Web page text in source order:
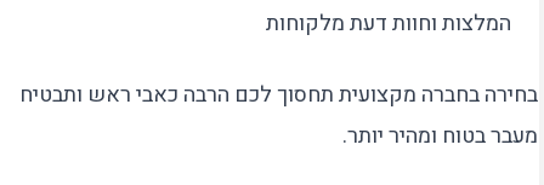
המלצות וחוות דעת מלקוחות
בחירה בחברה מקצועית תחסוך לכם הרבה כאבי ראש ותבטיח
מעבר בטוח ומהיר יותר.